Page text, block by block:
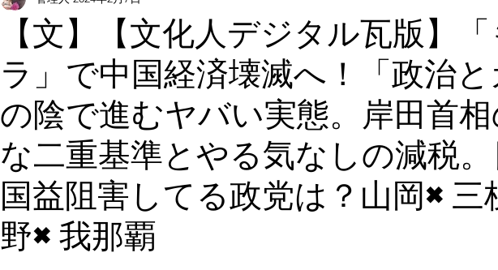
【文】【文化人デジタル瓦版】
ラ」で中国経済壊滅へ！「政治
の陰で進むヤバい実態。岸田首
な二重基準とやる気なしの減税
国益阻害してる政党は？山岡×
野×我那覇